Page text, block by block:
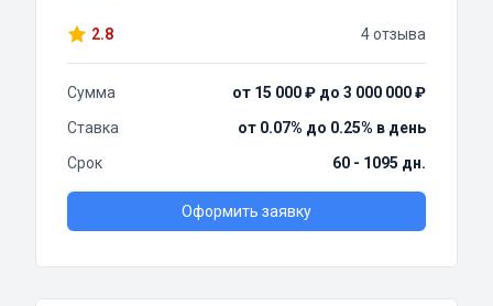
2.8 4 отзыва
Сумма
от 15 000 ₽ до 3 000 000 ₽
Ставка
от 0.07% до 0.25% в день
Срок
60 - 1095 дн.
Оформить заявку